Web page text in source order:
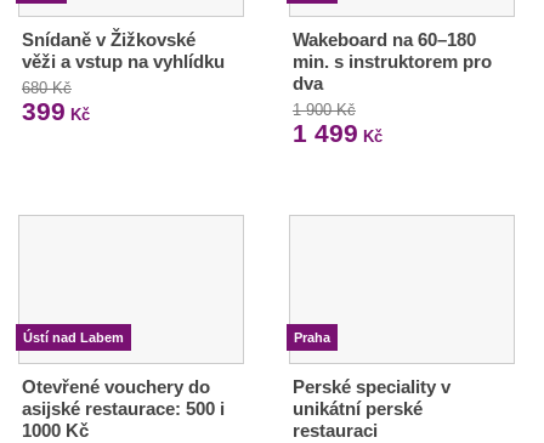
Snídaně v Žižkovské
věži a vstup na vyhlídku
680 Kč
399 Kč
Wakeboard na 60–180
min. s instruktorem pro
dva
1 900 Kč
1 499 Kč
Ústí nad Labem
Otevřené vouchery do
asijské restaurace: 500 i
1000 Kč
Praha
Perské speciality v
unikátní perské
restauraci